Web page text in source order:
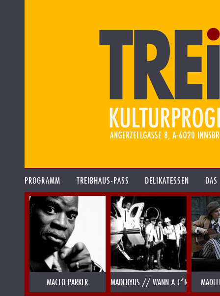
PROGRAMM TREIBHAUS-PASS DELIKATESSEN
MACEO PARKER MADEBYUS // WANN A F*NK